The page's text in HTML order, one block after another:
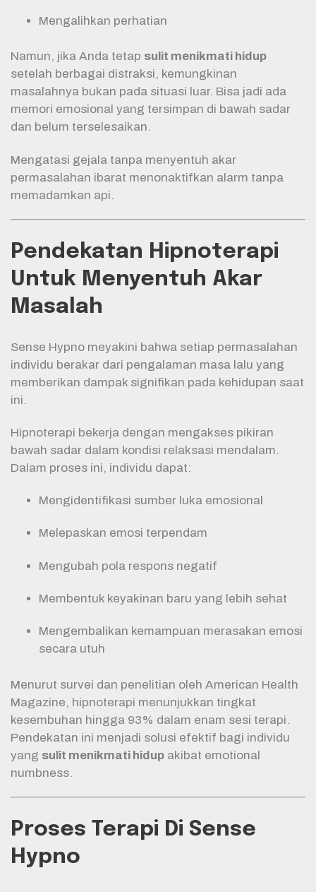
Mengalihkan perhatian
Namun, jika Anda tetap sulit menikmati hidup
setelah berbagai distraksi, kemungkinan
masalahnya bukan pada situasi luar. Bisa jadi ada
memori emosional yang tersimpan di bawah sadar
dan belum terselesaikan.
Mengatasi gejala tanpa menyentuh akar
permasalahan ibarat menonaktifkan alarm tanpa
memadamkan api.
Pendekatan Hipnoterapi
Untuk Menyentuh Akar
Masalah
Sense Hypno meyakini bahwa setiap permasalahan
individu berakar dari pengalaman masa lalu yang
memberikan dampak signifikan pada kehidupan saat
ini.
Hipnoterapi bekerja dengan mengakses pikiran
bawah sadar dalam kondisi relaksasi mendalam.
Dalam proses ini, individu dapat:
Mengidentifikasi sumber luka emosional
Melepaskan emosi terpendam
Mengubah pola respons negatif
Membentuk keyakinan baru yang lebih sehat
Mengembalikan kemampuan merasakan emosi
secara utuh
Menurut survei dan penelitian oleh American Health
Magazine, hipnoterapi menunjukkan tingkat
kesembuhan hingga 93% dalam enam sesi terapi.
Pendekatan ini menjadi solusi efektif bagi individu
yang sulit menikmati hidup akibat emotional
numbness.
Proses Terapi Di Sense
Hypno